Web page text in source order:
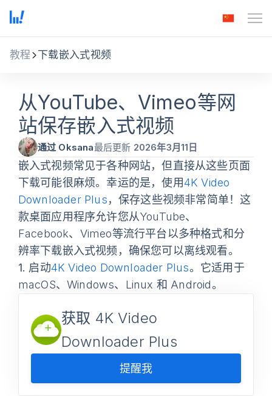
教程 下载嵌入式视频
从YouTube、Vimeo等网
站保存嵌入式视频
通过 Oksana最后更新 2026年3月11日
嵌入式视频常见于各种网站，但直接从这些页面
下载可能很麻烦。幸运的是，使用4K Video
Downloader Plus，保存这些视频非常简单！这
款桌面应用程序允许您从YouTube、
Facebook、Vimeo等流行平台以多种格式和分
辨率下载嵌入式视频，确保您可以离线观看。
1. 启动4K Video Downloader Plus。它适用于
macOS、Windows、Linux 和 Android。
获取 4K Video
Downloader Plus
提醒我